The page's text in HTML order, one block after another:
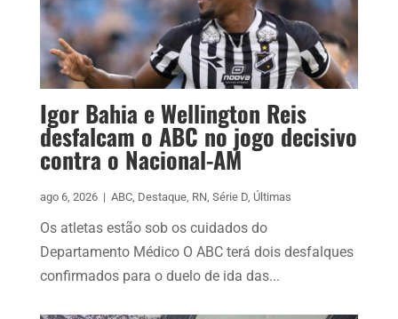
Igor Bahia e Wellington Reis
desfalcam o ABC no jogo decisivo
contra o Nacional-AM
ago 6, 2026 | ABC, Destaque, RN, Série D, Últimas
Os atletas estão sob os cuidados do
Departamento Médico O ABC terá dois desfalques
confirmados para o duelo de ida das...